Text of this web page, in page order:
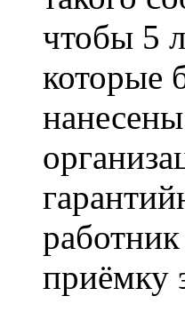
чтобы 5
которые
приёмку